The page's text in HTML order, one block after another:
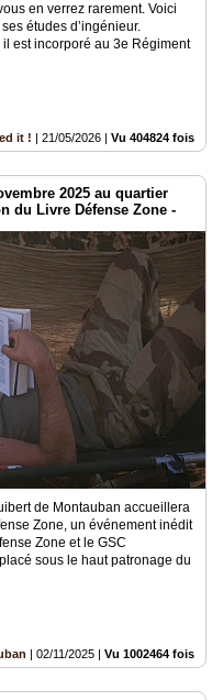
en verrez rarement. Voici
études d’ingénieur.
est incorporé au 3e Régiment
it ! | 21/05/2026 | Vu 404824 fois
2025 au quartier
du Livre Défense Zone -
de Montauban accueillera
Zone, un événement inédit
Zone et le GSC
sous le haut patronage du
| 02/11/2025 | Vu 1002464 fois